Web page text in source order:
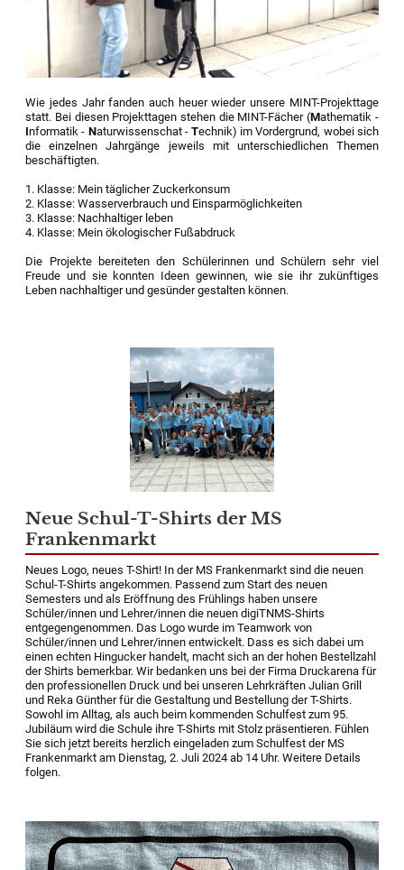
Wie jedes Jahr fanden auch heuer wieder unsere MINT-Projekttage
statt. Bei diesen Projekttagen stehen die MINT-Fächer (Mathematik -
Informatik - Naturwissenschat -Technik) im Vordergrund, wobei sich
die einzelnen Jahrgänge jeweils mit unterschiedlichen Themen
beschäftigten.
1. Klasse: Mein täglicher Zuckerkonsum
2. Klasse: Wasserverbrauch und Einsparmöglichkeiten
3. Klasse: Nachhaltiger leben
4. Klasse: Mein ökologischer Fußabdruck
Die Projekte bereiteten den Schülerinnen und Schülern sehr viel
Freude und sie konnten Ideen gewinnen, wie sie ihr zukünftiges
Leben nachhaltiger und gesünder gestalten können.
Neue Schul-T-Shirts der MS
Frankenmarkt
Neues Logo, neues T-Shirt! In der MS Frankenmarkt sind die neuen
Schul-T-Shirts angekommen. Passend zum Start des neuen
Semesters und als Eröffnung des Frühlings haben unsere
Schüler/innen und Lehrer/innen die neuen digiTNMS-Shirts
entgegengenommen. Das Logo wurde im Teamwork von
Schüler/innen und Lehrer/innen entwickelt. Dass es sich dabei um
einen echten Hingucker handelt, macht sich an der hohen Bestellzahl
der Shirts bemerkbar. Wir bedanken uns bei der Firma Druckarena für
den professionellen Druck und bei unseren Lehrkräften Julian Grill
und Reka Günther für die Gestaltung und Bestellung der T-Shirts.
Sowohl im Alltag, als auch beim kommenden Schulfest zum 95.
Jubiläum wird die Schule ihre T-Shirts mit Stolz präsentieren. Fühlen
Sie sich jetzt bereits herzlich eingeladen zum Schulfest der MS
Frankenmarkt am Dienstag, 2. Juli 2024 ab 14 Uhr. Weitere Details
folgen.